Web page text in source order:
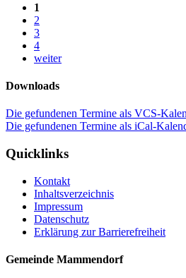
1
2
3
4
weiter
Downloads
Die gefundenen Termine als VCS-
Die gefundenen Termine als iCal-
Quicklinks
Kontakt
Inhaltsverzeichnis
Impressum
Datenschutz
Erklärung zur Barrierefreiheit
Gemeinde Mammendorf